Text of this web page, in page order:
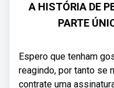
A HISTÓRIA DE
PARTE
Espero que tenham
reagindo, por tanto se
contrate uma